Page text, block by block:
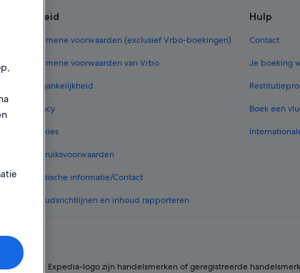
Luxe in Seminyak
Familie in Canggu
All-Inclusive in Canggu
Beleid
Algemene voorwaarden (exclusief Vrbo-boekingen)
Algemene voorwaarden van Vrbo
Toegankelijkheid
Privacy
Cookies
Gebruiksvoorwaarden
Juridische informatie/Contact
Inhoudsrichtlijnen en inhoud rapporteren
Hulp
Contact
Je boeking
Boek een
en het Expedia-logo zijn handelsmerken of geregistreerde